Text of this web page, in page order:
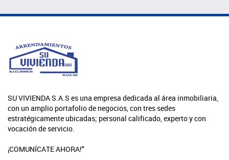
SU VIVIENDA S.A.S es una empresa dedicada al área inmobiliaria,
con un amplio portafolio de negocios, con tres sedes
estratégicamente ubicadas; personal calificado, experto y con
vocación de servicio.
¡COMUNÍCATE AHORA!"